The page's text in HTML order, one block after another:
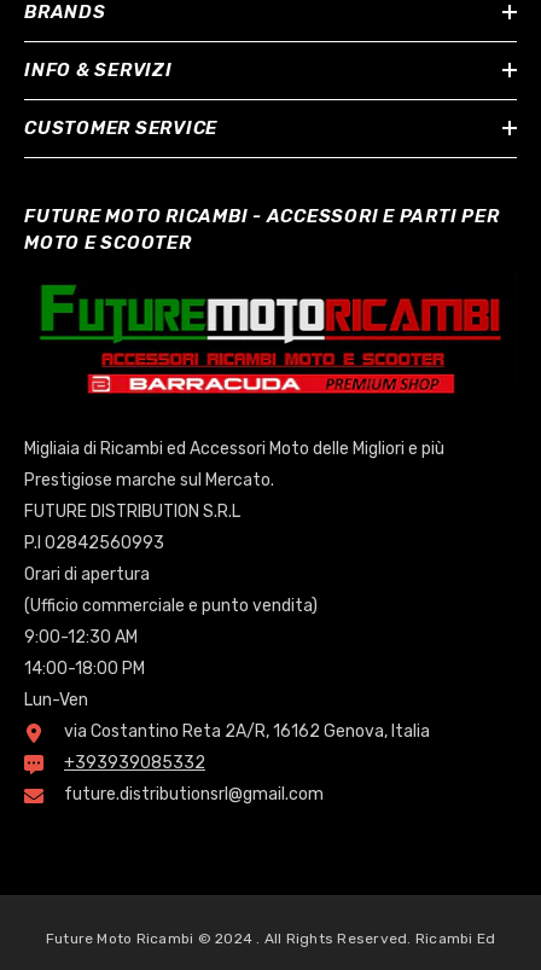
BRANDS
INFO & SERVIZI
CUSTOMER SERVICE
FUTURE MOTO RICAMBI - ACCESSORI E PARTI PER
MOTO E SCOOTER
Migliaia di Ricambi ed Accessori Moto delle Migliori e più
Prestigiose marche sul Mercato.
FUTURE DISTRIBUTION S.R.L
P.I 02842560993
Orari di apertura
(Ufficio commerciale e punto vendita)
9:00-12:30 AM
14:00-18:00 PM
Lun-Ven
via Costantino Reta 2A/R, 16162 Genova, Italia
+393939085332
future.distributionsrl@gmail.com
Future Moto Ricambi © 2024 . All Rights Reserved. Ricambi Ed